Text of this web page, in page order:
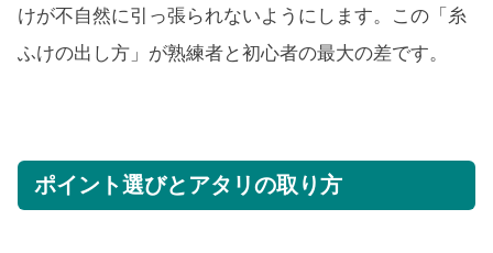
けが不自然に引っ張られないようにします。この「糸
ふけの出し方」が熟練者と初心者の最大の差です。
ポイント選びとアタリの取り方